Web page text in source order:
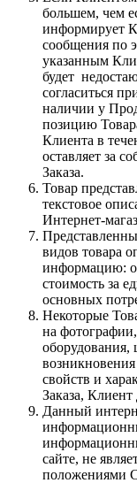
большем, чем
информирует
сообщения по
указанным
будет
согласиться
наличии у
позицию
Клиента в
оставляет за
Заказа.
Товар
текстовое
Интернет-
видов товара
информацию:
стоимость за
основных
Некоторые
на
оборудования,
свойств и
Заказа,
Данный
сайте, не
положениями